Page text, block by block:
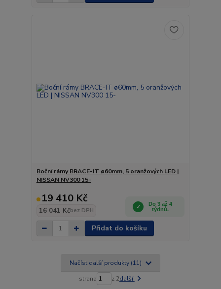
Boční rámy BRACE-IT ø60mm, 5 oranžových LED |
NISSAN NV300 15-
19 410 Kč
16 041 Kčbez DPH
Do 3 až 4
týdnů.
Přidat do košíku
Načíst další produkty (11)
strana z 2další